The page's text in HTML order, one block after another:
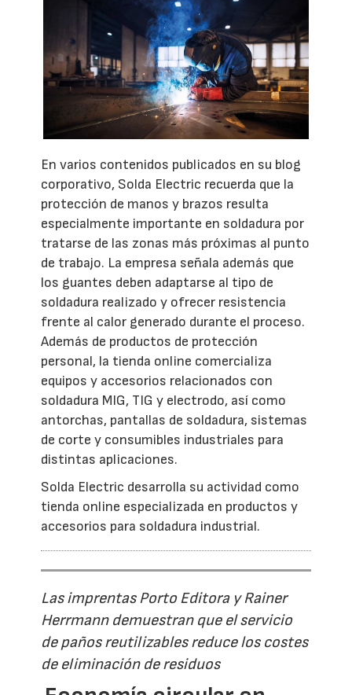
En varios contenidos publicados en su blog
corporativo, Solda Electric recuerda que la
protección de manos y brazos resulta
especialmente importante en soldadura por
tratarse de las zonas más próximas al punto
de trabajo. La empresa señala además que
los guantes deben adaptarse al tipo de
soldadura realizado y ofrecer resistencia
frente al calor generado durante el proceso.
Además de productos de protección
personal, la tienda online comercializa
equipos y accesorios relacionados con
soldadura MIG, TIG y electrodo, así como
antorchas, pantallas de soldadura, sistemas
de corte y consumibles industriales para
distintas aplicaciones.
Solda Electric desarrolla su actividad como
tienda online especializada en productos y
accesorios para soldadura industrial.
Las imprentas Porto Editora y Rainer
Herrmann demuestran que el servicio
de paños reutilizables reduce los costes
de eliminación de residuos